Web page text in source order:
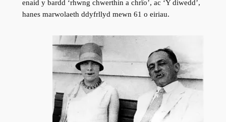
enaid y bardd ‘rhwng chwerthin a chrïo’, ac ‘Y diwedd’,
hanes marwolaeth ddyfrllyd mewn 61 o eiriau.